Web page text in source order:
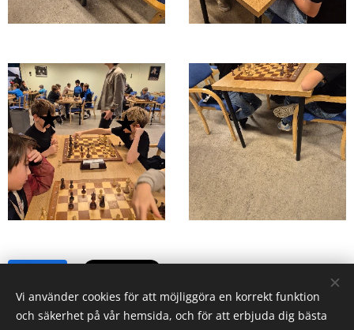
Vi använder cookies för att möjliggöra en korrekt funktion
och säkerhet på vår hemsida, och för att erbjuda dig bästa